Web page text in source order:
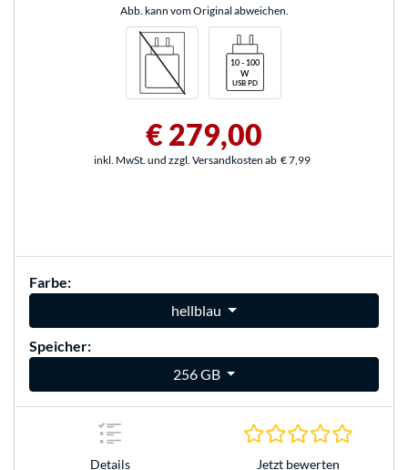
Abb. kann vom Original abweichen.
€ 279,00
inkl. MwSt. und zzgl. Versandkosten ab € 7,99
Farbe:
hellblau
Speicher:
256 GB
Details Jetzt bewerten